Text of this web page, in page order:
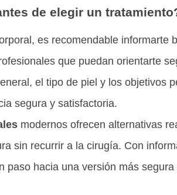
de elegir un
es recomendable informarte
que puedan orientarte
el tipo de piel y los objetivos
segura y satisfactoria.
modernos ofrecen alternativas
sin recurrir a la cirugía. Con
paso hacia una versión más